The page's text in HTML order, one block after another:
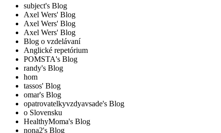
subject's Blog
Axel Wers' Blog
Axel Wers' Blog
Axel Wers' Blog
Blog o vzdelávaní
Anglické repetórium
POMSTA's Blog
randy's Blog
hom
tassos' Blog
omar's Blog
opatrovatelkyvzdyavsade's Blog
o Slovensku
HealthyMoma's Blog
nona2's Blog